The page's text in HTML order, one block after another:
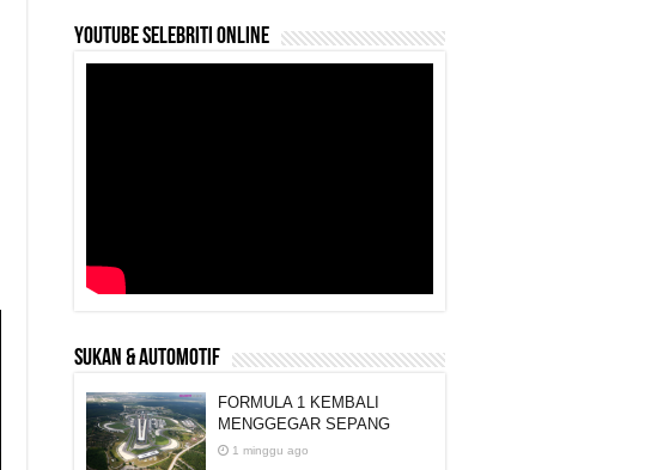
YouTube selebriti online
SUKAN & AUTOMOTIF
FORMULA 1 KEMBALI
MENGGEGAR SEPANG
1 minggu ago